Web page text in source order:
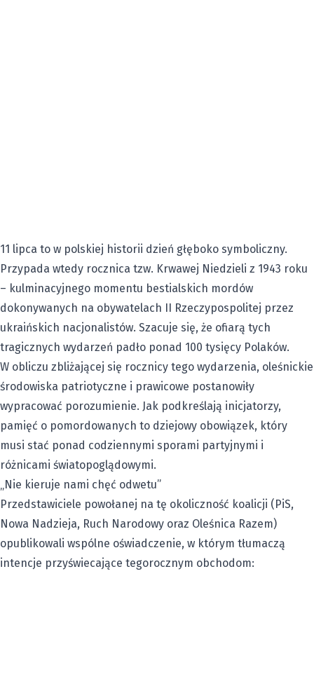
11 lipca to w polskiej historii dzień głęboko symboliczny.
Przypada wtedy rocznica tzw. Krwawej Niedzieli z 1943 roku
– kulminacyjnego momentu bestialskich mordów
dokonywanych na obywatelach II Rzeczypospolitej przez
ukraińskich nacjonalistów. Szacuje się, że ofiarą tych
tragicznych wydarzeń padło ponad 100 tysięcy Polaków.
W obliczu zbliżającej się rocznicy tego wydarzenia, oleśnickie
środowiska patriotyczne i prawicowe postanowiły
wypracować porozumienie. Jak podkreślają inicjatorzy,
pamięć o pomordowanych to dziejowy obowiązek, który
musi stać ponad codziennymi sporami partyjnymi i
różnicami światopoglądowymi.
„Nie kieruje nami chęć odwetu”
Przedstawiciele powołanej na tę okoliczność koalicji (PiS,
Nowa Nadzieja, Ruch Narodowy oraz Oleśnica Razem)
opublikowali wspólne oświadczenie, w którym tłumaczą
intencje przyświecające tegorocznym obchodom: